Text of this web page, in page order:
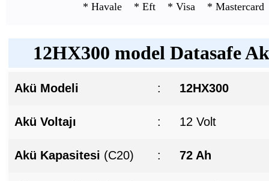
* Havale * Eft * Visa * Mastercard
12HX300 model Datasafe
Akü Modeli : 12HX300
Akü Voltajı : 12 Volt
Akü Kapasitesi (C20) : 72 Ah